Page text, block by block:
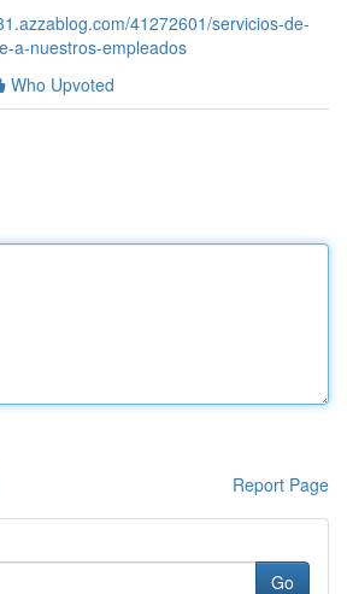
41272601/servicios-de-
a-nuestros-empleados
Who Upvoted
Report Page
Go